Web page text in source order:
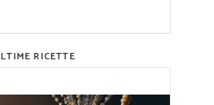
RICETTE